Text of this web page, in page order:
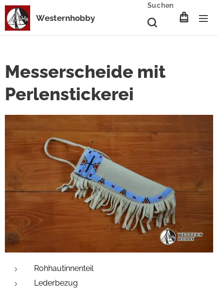
Westernhobby
Suchen
Messerscheide mit
Perlenstickerei
Rohhautinnenteil
Lederbezug